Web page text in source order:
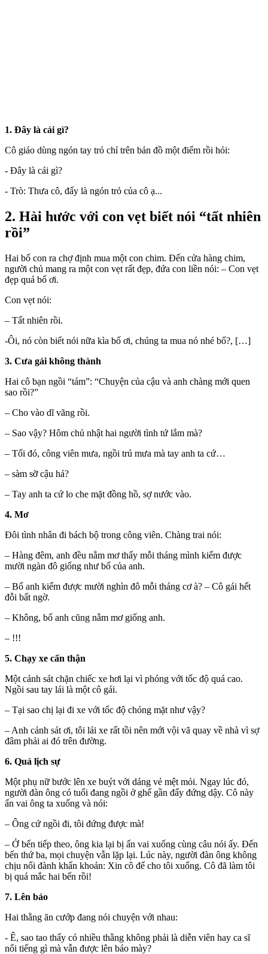
1. Đây là cái gì?
Cô giáo dùng ngón tay trỏ chỉ trên bản đồ một điểm rồi hỏi:
- Đây là cái gì?
- Trò: Thưa cô, đấy là ngón trỏ của cô ạ...
2. Hài hước với con vẹt biết nói “tất nhiên
rồi”
Hai bố con ra chợ định mua một con chim. Đến cửa hàng chim,
người chủ mang ra một con vẹt rất đẹp, đứa con liền nói: – Con vẹt
đẹp quá bố ơi.
Con vẹt nói:
– Tất nhiên rồi.
-Ôi, nó còn biết nói nữa kìa bố ơi, chúng ta mua nó nhé bố?, […]
3. Cưa gái không thành
Hai cô bạn ngồi “tám”: “Chuyện của cậu và anh chàng mới quen
sao rồi?”
– Cho vào dĩ vãng rồi.
– Sao vậy? Hôm chủ nhật hai ngư‌ời tìn‌h tứ lắm mà?
– Tối đó, công viên mưa, ngồi trú mưa mà tay anh ta cứ…
– sà‌ּm s‌ּỡ cậu hả?
– Tay anh ta cứ lo che mặt đồng hồ, sợ nước vào.
4. Mơ
Đôi tình nhân đi bách bộ trong công viên. Chàng trai nói:
– Hàng đêm, anh đều nằm mơ thấy mỗi tháng mình kiếm được
mười ngàn đô giống như bố của anh.
– Bố anh kiếm được mười nghìn đô mỗi tháng cơ à? – Cô gái hết
đỗi bất ngờ.
– Không, bố anh cũng nằm mơ giống anh.
– !!!
5. Chạy xe cẩn thận
Một cảnh sát chặn chiếc xe hơi lại vì phóng với tốc độ quá cao.
Ngồi sau tay lái là một cô gái.
– Tại sao chị lại đi xe với tốc độ chóng mặt như vậy?
– Anh cảnh sát ơi, tôi lái xe rất tồi nên mới vội vã quay về nhà vì sợ
đâm phải ai đó trên đường.
6. Quá lịch sự
Một phụ nữ bước lên xe buýt với dáng vẻ mệt mỏi. Ngay lúc đó,
người đàn ông có tuổi đang ngồi ở ghế gần đấy đứng dậy. Cô này
ấn vai ông ta xuống và nói:
– Ông cứ ngồi đi, tôi đứng được mà!
– Ở bến tiếp theo, ông kia lại bị ấn vai xuống cùng câu nói ấy. Đến
bến thứ ba, mọi chuyện vẫn lặp lại. Lúc này, người đàn ông không
chịu nổi đành khẩn khoản: Xin cô để cho tôi xuống. Cô đã làm tôi
bị quá mắc hai bến rồi!
7. Lên báo
Hai thằng ăn cướp đang nói chuyện với nhau:
- Ê, sao tao thấy có nhiều thằng không phải là diễn viên hay ca sĩ
nổi tiếng gì mà vẫn được lên báo mày?